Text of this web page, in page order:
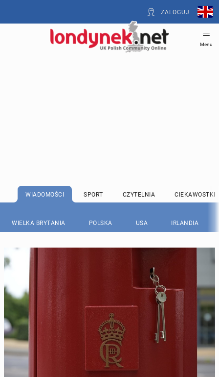
ZALOGUJ
Menu
WIADOMOŚCI SPORT CZYTELNIA CIEKAWOSTKI
WIELKA BRYTANIA POLSKA USA IRLANDIA